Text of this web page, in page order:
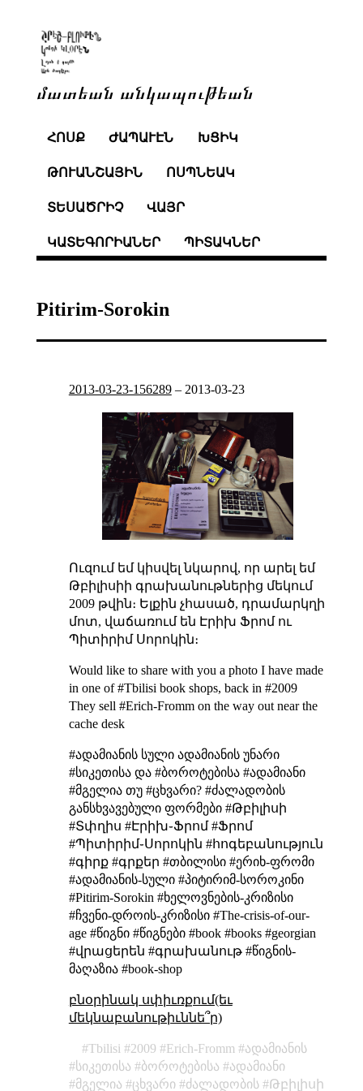
մատեան անկապութեան
ՀՈՍՔ ԺԱՊԱՒԷՆ ԽՑԻԿ
ԹՈՒԱՆՇԱՅԻՆ ՈՍՊՆԵԱԿ
ՏԵՍԱԾՐԻՉ ՎԱՅՐ
ԿԱՏԵԳՈՐԻԱՆԵՐ ՊԻՏԱԿՆԵՐ
Pitirim-Sorokin
2013-03-23-156289– 2013-03-23
Ուզում եմ կիսվել նկարով, որ արել եմ
Թբիլիսիի գրախանութներից մեկում
2009 թվին։ Ելքին չհասած, դրամարկղի
մոտ, վաճառում են Էրիխ Ֆրոմ ու
Պիտիրիմ Սորոկին։
Would like to share with you a photo I have made
in one of #Tbilisi book shops, back in #2009
They sell #Erich-Fromm on the way out near the
cache desk
#ადამიანის სულიადამიანის უნარი
#სიკეთისა და#ბოროტებისა#ადამიანი
#მგელია თუ #ცხვარი?#ძალადობის
განსხვავებულიფორმები #Թբիլիսի
#Տփղիս #Էրիխ֊Ֆրոմ #Ֆրոմ
#Պիտիրիմ֊Սորոկին #հոգեբանություն
#գիրք #գրքեր #თბილისი #ერიხ-ფრომი
#ადამიანის-სული #პიტირიმ-სოროკინი
#Pitirim-Sorokin #ხელოვნების-კრიზისი
#ჩვენი-დროის-კრიზისი #The-crisis-of-our-
age #წიგნი #წიგნები #book #books #georgian
#վրացերեն #գրախանութ #წიგნის-
მაღაზია #book-shop
բնօրինակ սփիւռքում(եւ
մեկնաբանութիւննե՞ր)
Tbilisi 2009 Erich-Fromm
ადამიანის
სიკეთისა
ბოროტებისა
ადამიანი
მგელია
ცხვარი ძალადობის Թբիլիսի